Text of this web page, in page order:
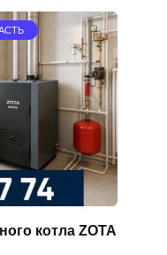
котла ZOTA